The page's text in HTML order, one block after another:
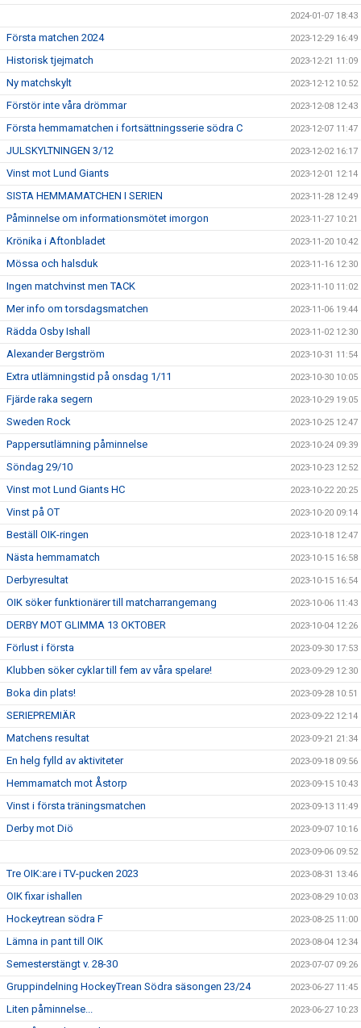
2024-01-07 18:43
Första matchen 2024 2023-12-29 16:49
Historisk tjejmatch 2023-12-21 11:09
Ny matchskylt 2023-12-12 10:52
Förstör inte våra drömmar 2023-12-08 12:43
Första hemmamatchen i fortsättningsserie södra C 2023-12-07 11:47
JULSKYLTNINGEN 3/12 2023-12-02 16:17
Vinst mot Lund Giants 2023-12-01 12:14
SISTA HEMMAMATCHEN I SERIEN 2023-11-28 12:49
Påminnelse om informationsmötet imorgon 2023-11-27 10:21
Krönika i Aftonbladet 2023-11-20 10:42
Mössa och halsduk 2023-11-16 12:30
Ingen matchvinst men TACK 2023-11-10 11:02
Mer info om torsdagsmatchen 2023-11-06 19:44
Rädda Osby Ishall 2023-11-02 12:30
Alexander Bergström 2023-10-31 11:54
Extra utlämningstid på onsdag 1/11 2023-10-30 10:05
Fjärde raka segern 2023-10-29 19:05
Sweden Rock 2023-10-25 12:47
Pappersutlämning påminnelse 2023-10-24 09:39
Söndag 29/10 2023-10-23 12:52
Vinst mot Lund Giants HC 2023-10-22 20:25
Vinst på OT 2023-10-20 09:14
Beställ OIK-ringen 2023-10-18 12:47
Nästa hemmamatch 2023-10-15 16:58
Derbyresultat 2023-10-15 16:54
OIK söker funktionärer till matcharrangemang 2023-10-06 11:43
DERBY MOT GLIMMA 13 OKTOBER 2023-10-04 12:26
Förlust i första 2023-09-30 17:53
Klubben söker cyklar till fem av våra spelare! 2023-09-29 12:30
Boka din plats! 2023-09-28 10:51
SERIEPREMIÄR 2023-09-22 12:14
Matchens resultat 2023-09-21 21:34
En helg fylld av aktiviteter 2023-09-18 09:56
Hemmamatch mot Åstorp 2023-09-15 10:43
Vinst i första träningsmatchen 2023-09-13 11:49
Derby mot Diö 2023-09-07 10:16
2023-09-06 09:52
Tre OIK:are i TV-pucken 2023 2023-08-31 13:46
OIK fixar ishallen 2023-08-29 10:03
Hockeytrean södra F 2023-08-25 11:00
Lämna in pant till OIK 2023-08-04 12:34
Semesterstängt v. 28-30 2023-07-07 09:26
Gruppindelning HockeyTrean Södra säsongen 23/24 2023-06-27 11:45
Liten påminnelse... 2023-06-27 10:23